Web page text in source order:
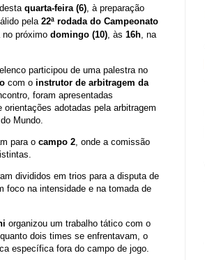
quarta-feira (6) , à preparação
pela 22ª rodada do Campeonato
no próximo domingo (10) , às 16h , na
participou de uma palestra no
com o instrutor de arbitragem da
foram apresentadas
adotadas pela arbitragem
Mundo.
para o campo 2, onde a comissão
divididos em trios para a disputa de
foco na intensidade e na tomada de
organizou um trabalho tático com o
dois times se enfrentavam, o
específica fora do campo de jogo.